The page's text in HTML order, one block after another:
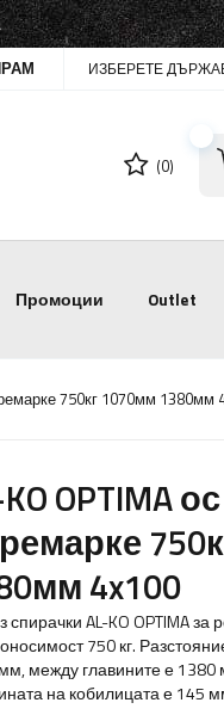
ИЗБЕРЕТЕ
(0)
Промоции Outlet
750кг 1070мм 1380мм
OPTIMA
4x100
спирачки AL-KO OPTIMA
750 кг.
между главините е 1380
на кобилицата е 145